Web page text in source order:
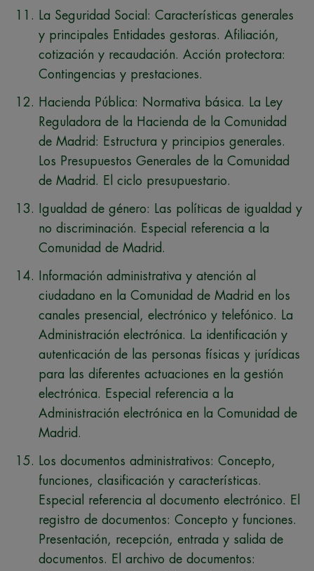
La Seguridad Social: Características generales
y principales Entidades gestoras. Afiliación,
cotización y recaudación. Acción protectora:
Contingencias y prestaciones.
Hacienda Pública: Normativa básica. La Ley
Reguladora de la Hacienda de la Comunidad
de Madrid: Estructura y principios generales.
Los Presupuestos Generales de la Comunidad
de Madrid. El ciclo presupuestario.
Igualdad de género: Las políticas de igualdad y
no discriminación. Especial referencia a la
Comunidad de Madrid.
Información administrativa y atención al
ciudadano en la Comunidad de Madrid en los
canales presencial, electrónico y telefónico. La
Administración electrónica. La identificación y
autenticación de las personas físicas y jurídicas
para las diferentes actuaciones en la gestión
electrónica. Especial referencia a la
Administración electrónica en la Comunidad de
Madrid.
Los documentos administrativos: Concepto,
funciones, clasificación y características.
Especial referencia al documento electrónico. El
registro de documentos: Concepto y funciones.
Presentación, recepción, entrada y salida de
documentos. El archivo de documentos: